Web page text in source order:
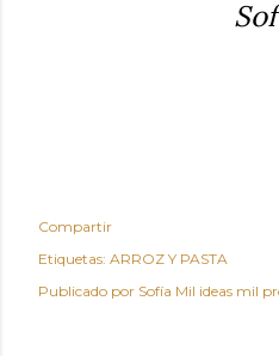
Compartir
Etiquetas: ARROZ Y PASTA
Publicado por Sofía Mil ideas mil